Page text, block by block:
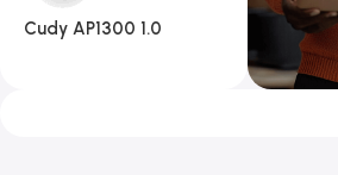
Cudy AP1300 1.0